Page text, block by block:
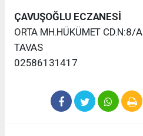
ÇAVUŞOĞLU ECZANESİ
ORTA MH.HÜKÜMET CD.N:8/A
TAVAS
02586131417